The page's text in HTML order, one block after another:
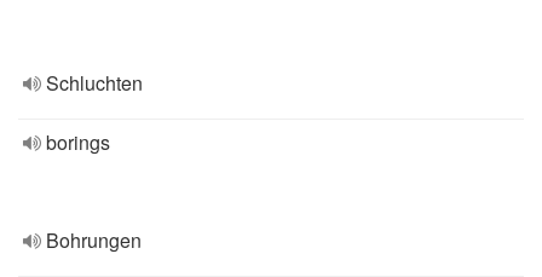
Schluchten
borings
Bohrungen